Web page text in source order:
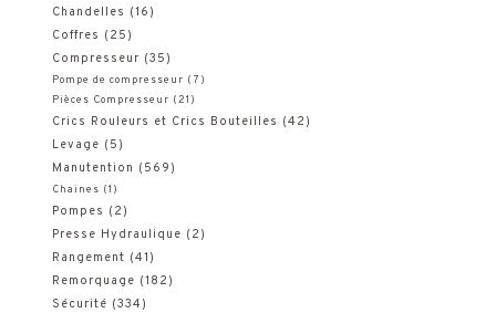
o
u
r
:
Chandelles (16)
Coffres (25)
Compresseur (35)
Pompe de compresseur (7)
Pièces Compresseur (21)
Crics Rouleurs et Crics Bouteilles (42)
Levage (5)
Manutention (569)
Chaines (1)
Pompes (2)
Presse Hydraulique (2)
Rangement (41)
Remorquage (182)
Sécurité (334)